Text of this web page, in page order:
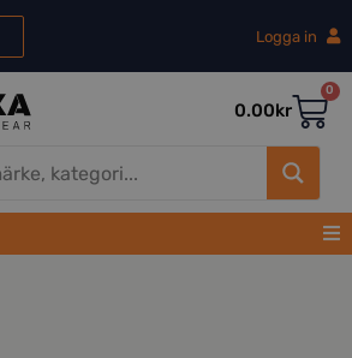
Logga in
0.00kr
0